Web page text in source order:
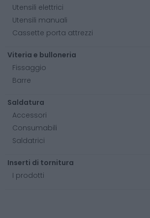
Utensili elettrici
Utensili manuali
Cassette porta attrezzi
Viteria e bulloneria
Fissaggio
Barre
Saldatura
Accessori
Consumabili
Saldatrici
Inserti di tornitura
I prodotti